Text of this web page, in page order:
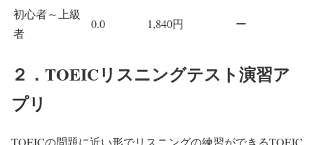
初心者～上級
者
0.0 1,840円 ー
２．TOEICリスニングテスト演習ア
プリ
TOEICの問題に近い形でリスニングの練習ができるTOEIC